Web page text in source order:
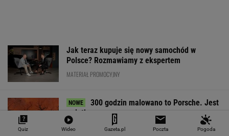
Jak teraz kupuje się nowy samochód w
Polsce? Rozmawiamy z ekspertem
MATERIAŁ PROMOCYJNY
300 godzin malowano to Porsche. Jest
wyjątkowe
Quiz Wideo Gazeta.pl Poczta Pogoda